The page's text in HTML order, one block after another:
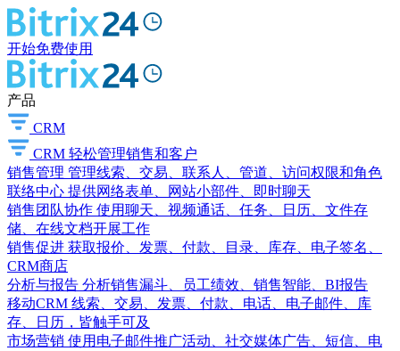
开始免费使用
产品
CRM
CRM 轻松管理销售和客户
销售管理 管理线索、交易、联系人、管道、访问权限和角色
联络中心 提供网络表单、网站小部件、即时聊天
销售团队协作 使用聊天、视频通话、任务、日历、文件存
储、在线文档开展工作
销售促进 获取报价、发票、付款、目录、库存、电子签名、
CRM商店
分析与报告 分析销售漏斗、员工绩效、销售智能、BI报告
移动CRM 线索、交易、发票、付款、电话、电子邮件、库
存、日历，皆触手可及
市场营销 使用电子邮件推广活动、社交媒体广告、短信、电